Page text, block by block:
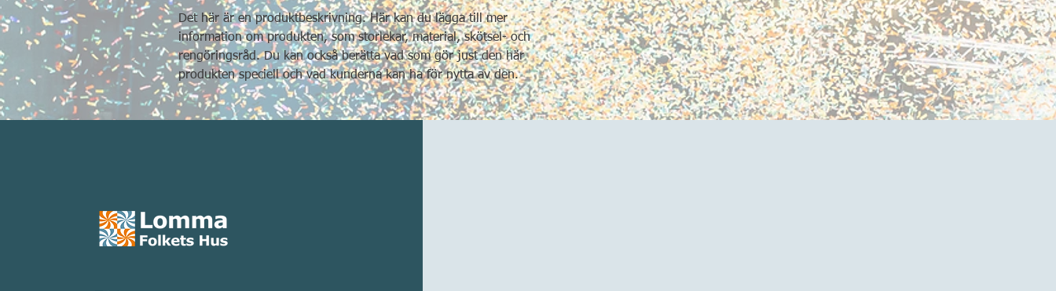
Det här är en produktbeskrivning. Här kan du lägga till mer
information om produkten, som storlekar, material, skötsel- och
rengöringsråd. Du kan också berätta vad som gör just den här
produkten speciell och vad kunderna kan ha för nytta av den.